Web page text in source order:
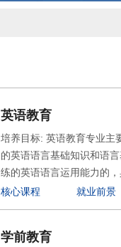
英语教育
培养目标: 英语教育专业主要培养具有扎实
的英语语言基础知识和语
练的英语语言运用能力的，
理念，熟悉教育基本规律
程: 英语精读、英语泛读、
核心课程 就业前景
学前教育